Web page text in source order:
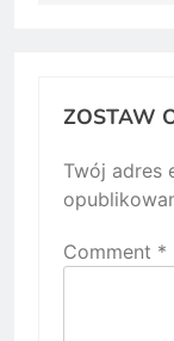
ZOSTAW
Twój adres
Comment *